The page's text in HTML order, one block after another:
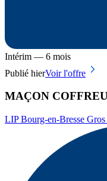
Intérim — 6 mois
Publié hierVoir l'offre
MAÇON
LIP Bourg-en-Bresse